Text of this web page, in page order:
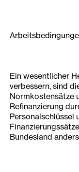
Ein wesentlicher
verbessern, sind
Normkostensätze
Refinanzierung
Personalschlüssel
Bundesland